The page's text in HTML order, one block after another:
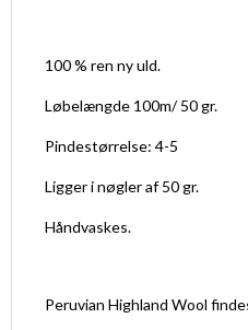
100 % ren ny uld.
Løbelængde 100m/ 50 gr.
Pindestørrelse: 4-5
Ligger i nøgler af 50 gr.
Håndvaskes.
Peruvian Highland Wool